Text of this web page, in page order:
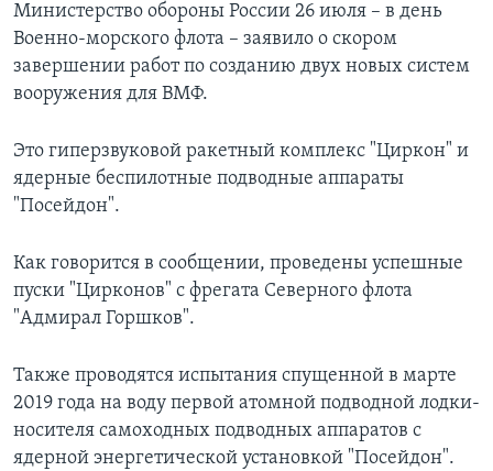
Министерство обороны России 26 июля – в день
Военно-морского флота – заявило о скором
завершении работ по созданию двух новых систем
вооружения для ВМФ.
Это гиперзвуковой ракетный комплекс "Циркон" и
ядерные беспилотные подводные аппараты
"Посейдон".
Как говорится в сообщении, проведены успешные
пуски "Цирконов" с фрегата Северного флота
"Адмирал Горшков".
Также проводятся испытания спущенной в марте
2019 года на воду первой атомной подводной лодки-
носителя самоходных подводных аппаратов с
ядерной энергетической установкой "Посейдон".